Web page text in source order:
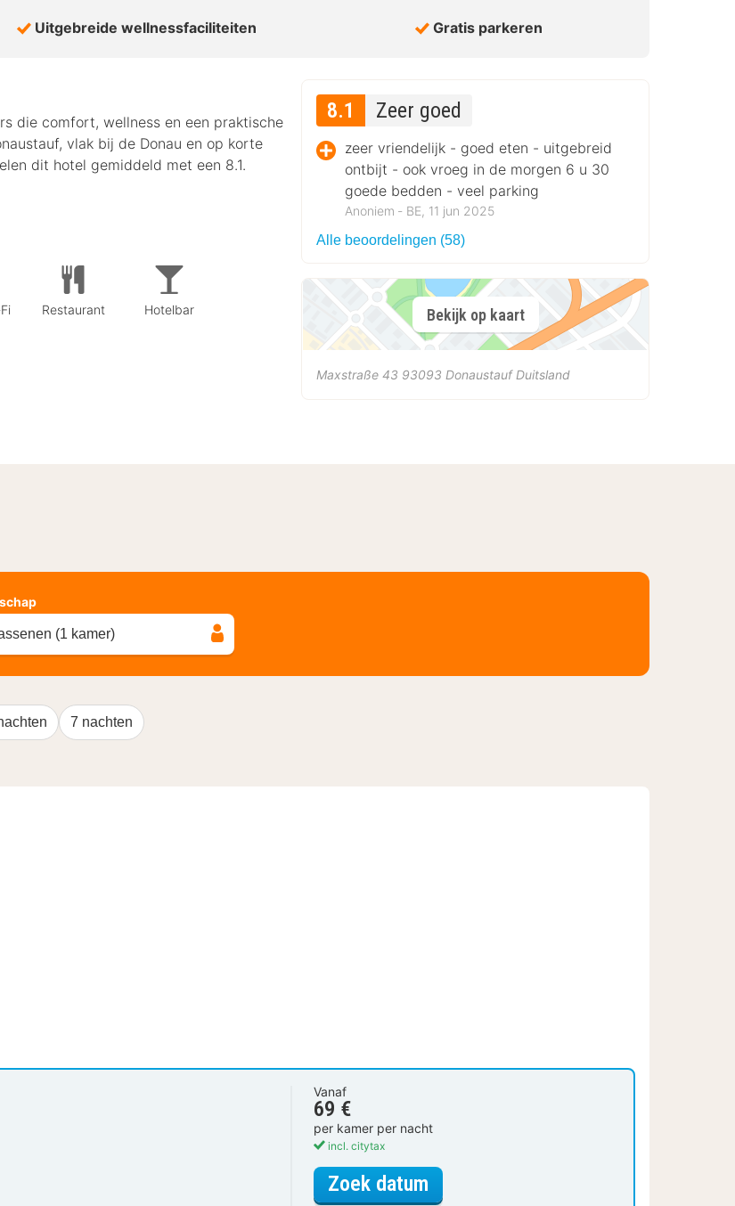
Uitgebreide wellnessfaciliteiten Gratis parkeren
die comfort, wellness en een praktische
vlak bij de Donau en op korte
dit hotel gemiddeld met een 8.1.
Restaurant Hotelbar
8.1 Zeer goed
zeer vriendelijk - goed eten - uitgebreid
ontbijt - ook vroeg in de morgen 6 u 30
goede bedden - veel parking
Anoniem ‐ BE, 11 jun 2025
Alle beoordelingen (58)
Bekijk op kaart
Maxstraße 43 93093 Donaustauf Duitsland
(1 kamer)
7 nachten
Vanaf
69 €
per kamer per nacht
incl. citytax
Zoek datumvoor Klassieke kamer